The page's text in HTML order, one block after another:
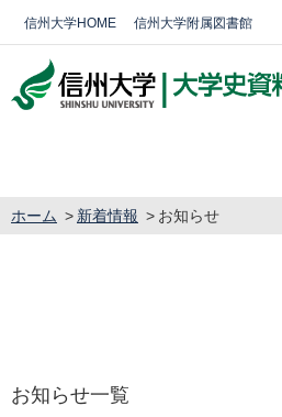
信州大学HOME 信州大学附属図書館
ホーム 新着情報 お知らせ
お知らせ一覧